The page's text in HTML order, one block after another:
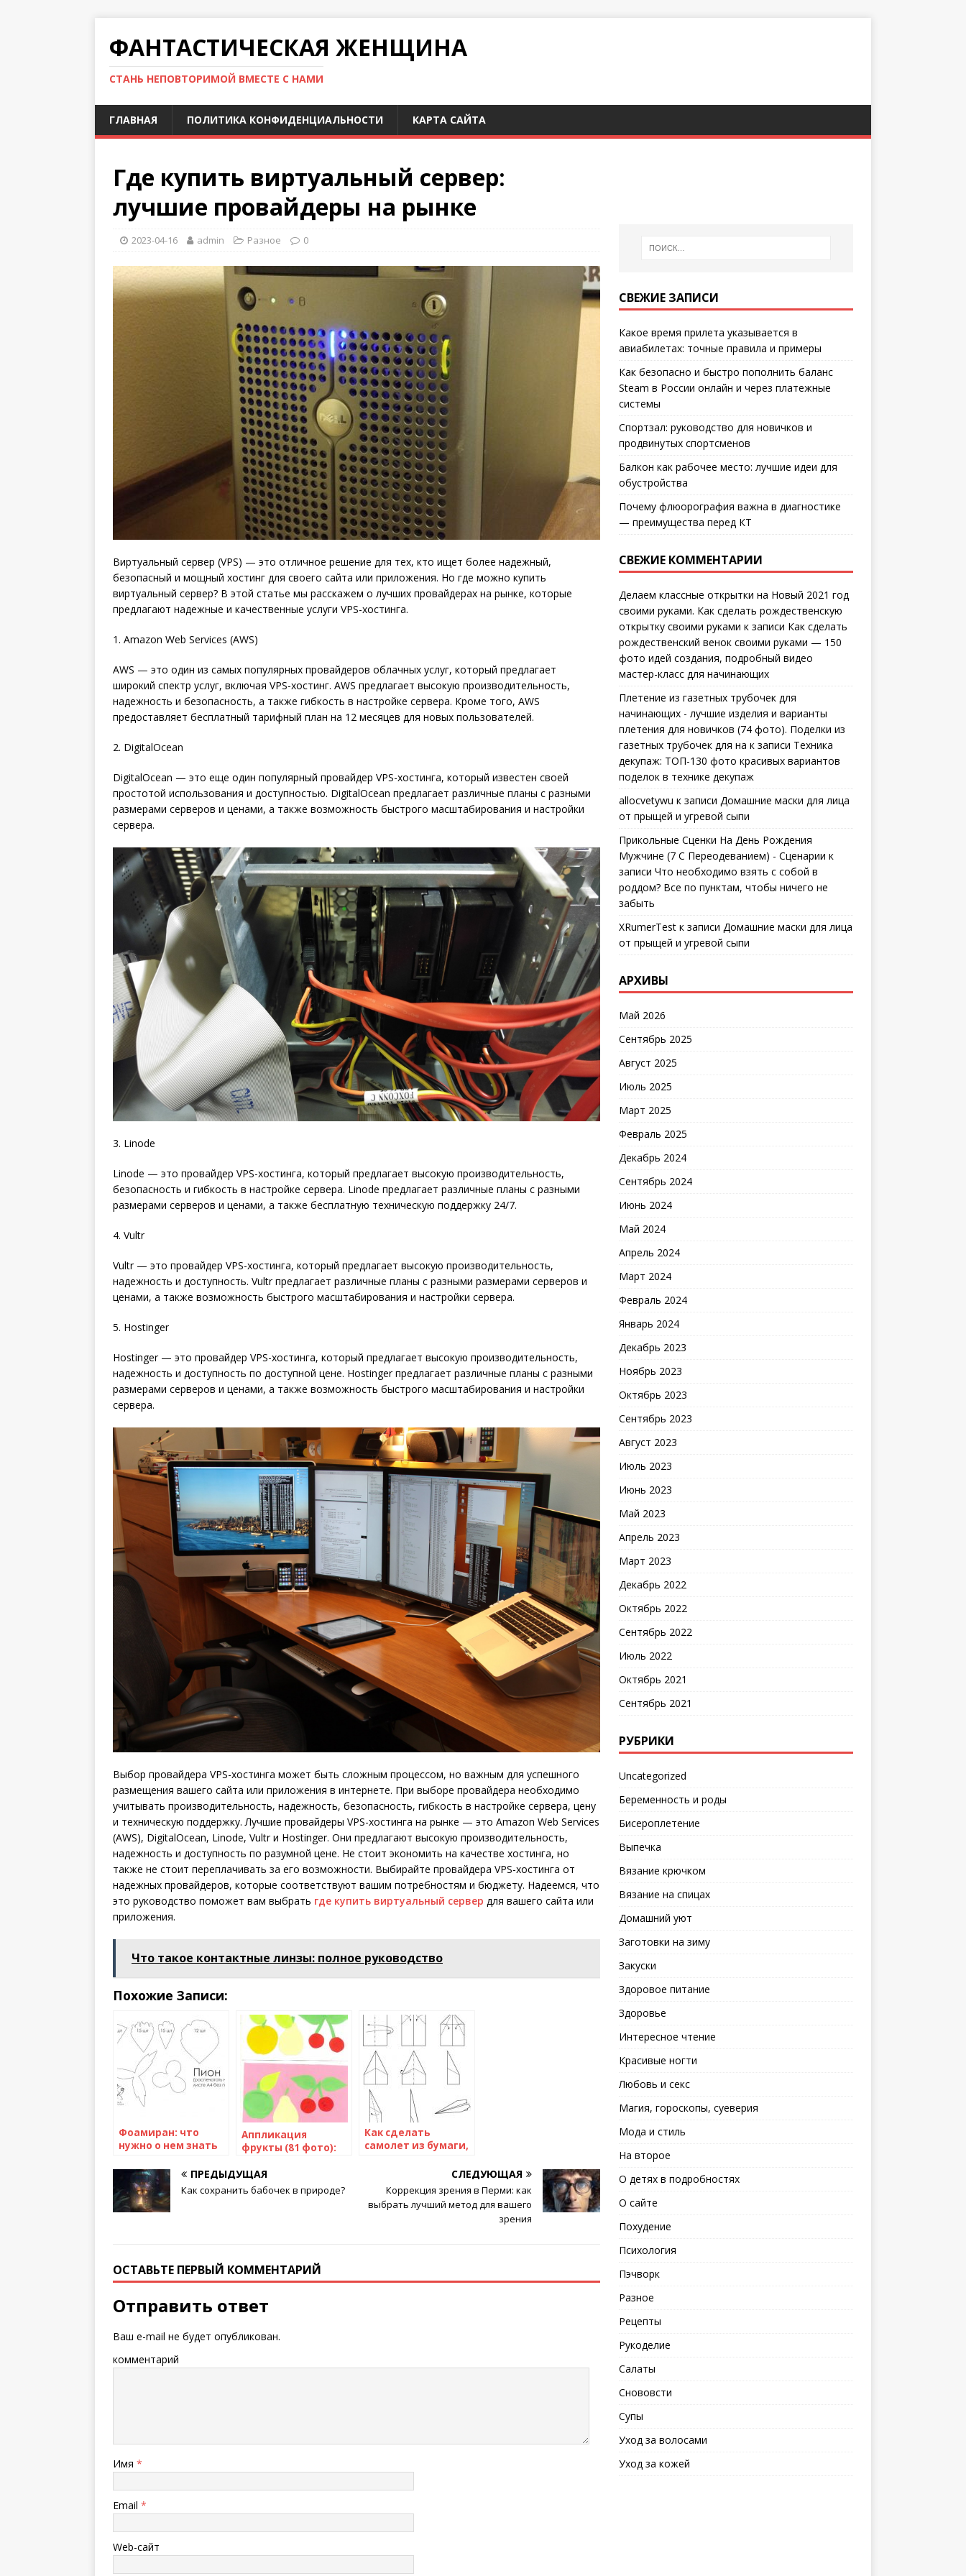
ФАНТАСТИЧЕСКАЯ ЖЕНЩИНА
СТАНЬ НЕПОВТОРИМОЙ ВМЕСТЕ С НАМИ
ГЛАВНАЯ ПОЛИТИКА КОНФИДЕНЦИАЛЬНОСТИ КАРТА САЙТА
Где купить виртуальный сервер:
лучшие провайдеры на рынке
2023-04-16 admin Разное 0
Виртуальный сервер (VPS) — это отличное решение для тех, кто ищет более надежный,
безопасный и мощный хостинг для своего сайта или приложения. Но где можно купить
виртуальный сервер? В этой статье мы расскажем о лучших провайдерах на рынке, которые
предлагают надежные и качественные услуги VPS-хостинга.
1. Amazon Web Services (AWS)
AWS — это один из самых популярных провайдеров облачных услуг, который предлагает
широкий спектр услуг, включая VPS-хостинг. AWS предлагает высокую производительность,
надежность и безопасность, а также гибкость в настройке сервера. Кроме того, AWS
предоставляет бесплатный тарифный план на 12 месяцев для новых пользователей.
2. DigitalOcean
DigitalOcean — это еще один популярный провайдер VPS-хостинга, который известен своей
простотой использования и доступностью. DigitalOcean предлагает различные планы с разными
размерами серверов и ценами, а также возможность быстрого масштабирования и настройки
сервера.
3. Linode
Linode — это провайдер VPS-хостинга, который предлагает высокую производительность,
безопасность и гибкость в настройке сервера. Linode предлагает различные планы с разными
размерами серверов и ценами, а также бесплатную техническую поддержку 24/7.
4. Vultr
Vultr — это провайдер VPS-хостинга, который предлагает высокую производительность,
надежность и доступность. Vultr предлагает различные планы с разными размерами серверов и
ценами, а также возможность быстрого масштабирования и настройки сервера.
5. Hostinger
Hostinger — это провайдер VPS-хостинга, который предлагает высокую производительность,
надежность и доступность по доступной цене. Hostinger предлагает различные планы с разными
размерами серверов и ценами, а также возможность быстрого масштабирования и настройки
сервера.
Выбор провайдера VPS-хостинга может быть сложным процессом, но важным для успешного
размещения вашего сайта или приложения в интернете. При выборе провайдера необходимо
учитывать производительность, надежность, безопасность, гибкость в настройке сервера, цену
и техническую поддержку. Лучшие провайдеры VPS-хостинга на рынке — это Amazon Web Services
(AWS), DigitalOcean, Linode, Vultr и Hostinger. Они предлагают высокую производительность,
надежность и доступность по разумной цене. Не стоит экономить на качестве хостинга, но
также не стоит переплачивать за его возможности. Выбирайте провайдера VPS-хостинга от
надежных провайдеров, которые соответствуют вашим потребностям и бюджету. Надеемся, что
это руководство поможет вам выбрать где купить виртуальный сервер для вашего сайта или
приложения.
Что такое контактные линзы: полное руководство
Похожие Записи:
Фоамиран: что
нужно о нем знать
работать
Аппликация
фрукты (81 фото):
для создания
детской поделки
Как сделать
самолет из бумаги,
летает… Простое
изготовление
самолетика
ПРЕДЫДУЩАЯ
Как сохранить бабочек в природе?
СЛЕДУЮЩАЯ
Коррекция зрения в Перми: как
выбрать лучший метод для вашего
зрения
ОСТАВЬТЕ ПЕРВЫЙ КОММЕНТАРИЙ
Отправить ответ
Ваш e-mail не будет опубликован.
комментарий
Имя *
Email *
Web-сайт
СВЕЖИЕ ЗАПИСИ
Какое время прилета указывается в
авиабилетах: точные правила и примеры
Как безопасно и быстро пополнить баланс
Steam в России онлайн и через платежные
системы
Спортзал: руководство для новичков и
продвинутых спортсменов
Балкон как рабочее место: лучшие идеи для
обустройства
Почему флюорография важна в диагностике
— преимущества перед КТ
СВЕЖИЕ КОММЕНТАРИИ
Делаем классные открытки на Новый 2021 год
своими руками. Как сделать рождественскую
открытку своими руками к записи Как сделать
рождественский венок своими руками — 150
фото идей создания, подробный видео
мастер-класс для начинающих
Плетение из газетных трубочек для
начинающих - лучшие изделия и варианты
плетения для новичков (74 фото). Поделки из
газетных трубочек для на к записи Техника
декупаж: ТОП-130 фото красивых вариантов
поделок в технике декупаж
allocvetywu к записи Домашние маски для лица
от прыщей и угревой сыпи
Прикольные Сценки На День Рождения
Мужчине (7 С Переодеванием) - Сценарии к
записи Что необходимо взять с собой в
роддом? Все по пунктам, чтобы ничего не
забыть
XRumerTestк записи Домашние маски для лица
от прыщей и угревой сыпи
АРХИВЫ
Май 2026
Сентябрь 2025
Август 2025
Июль 2025
Март 2025
Февраль 2025
Декабрь 2024
Сентябрь 2024
Июнь 2024
Май 2024
Апрель 2024
Март 2024
Февраль 2024
Январь 2024
Декабрь 2023
Ноябрь 2023
Октябрь 2023
Сентябрь 2023
Август 2023
Июль 2023
Июнь 2023
Май 2023
Апрель 2023
Март 2023
Декабрь 2022
Октябрь 2022
Сентябрь 2022
Июль 2022
Октябрь 2021
Сентябрь 2021
РУБРИКИ
Uncategorized
Беременность и роды
Бисероплетение
Выпечка
Вязание крючком
Вязание на спицах
Домашний уют
Заготовки на зиму
Закуски
Здоровое питание
Здоровье
Интересное чтение
Красивые ногти
Любовь и секс
Магия, гороскопы, суеверия
Мода и стиль
На второе
О детях в подробностях
О сайте
Похудение
Психология
Пэчворк
Разное
Рецепты
Рукоделие
Салаты
Снововсти
Супы
Уход за волосами
Уход за кожей